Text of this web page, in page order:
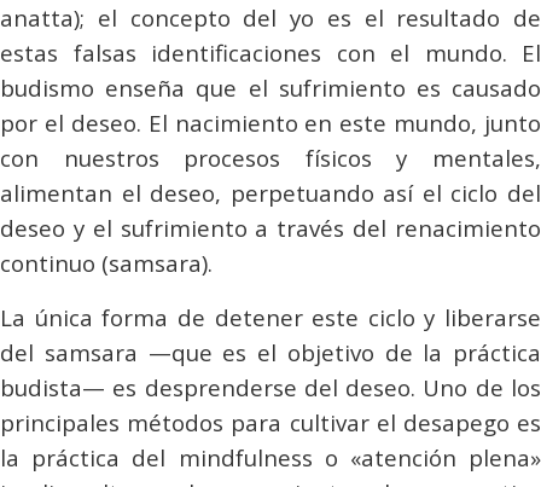
anatta); el concepto del yo es el resultado de
estas falsas identificaciones con el mundo. El
budismo enseña que el sufrimiento es causado
por el deseo. El nacimiento en este mundo, junto
con nuestros procesos físicos y mentales,
alimentan el deseo, perpetuando así el ciclo del
deseo y el sufrimiento a través del renacimiento
continuo (samsara).
La única forma de detener este ciclo y liberarse
del samsara —que es el objetivo de la práctica
budista— es desprenderse del deseo. Uno de los
principales métodos para cultivar el desapego es
la práctica del mindfulness o «atención plena»